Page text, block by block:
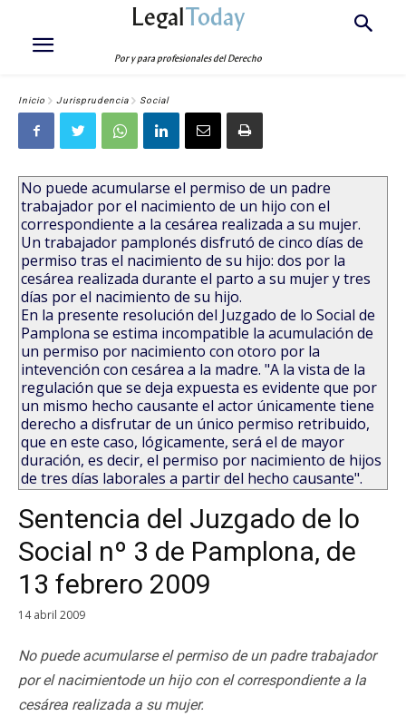
LegalToday
Por y para profesionales del Derecho
Inicio Jurisprudencia Social
No puede acumularse el permiso de un padre
trabajador por el nacimiento de un hijo con el
correspondiente a la cesárea realizada a su mujer.
Un trabajador pamplonés disfrutó de cinco días de
permiso tras el nacimiento de su hijo: dos por la
cesárea realizada durante el parto a su mujer y tres
días por el nacimiento de su hijo.
En la presente resolución del Juzgado de lo Social de
Pamplona se estima incompatible la acumulación de
un permiso por nacimiento con otoro por la
intevención con cesárea a la madre. "A la vista de la
regulación que se deja expuesta es evidente que por
un mismo hecho causante el actor únicamente tiene
derecho a disfrutar de un único permiso retribuido,
que en este caso, lógicamente, será el de mayor
duración, es decir, el permiso por nacimiento de hijos
de tres días laborales a partir del hecho causante".
Sentencia del Juzgado de lo
Social nº 3 de Pamplona, de
13 febrero 2009
14 abril 2009
No puede acumularse el permiso de un padre trabajador
por el nacimientode un hijo con el correspondiente a la
cesárea realizada a su mujer.